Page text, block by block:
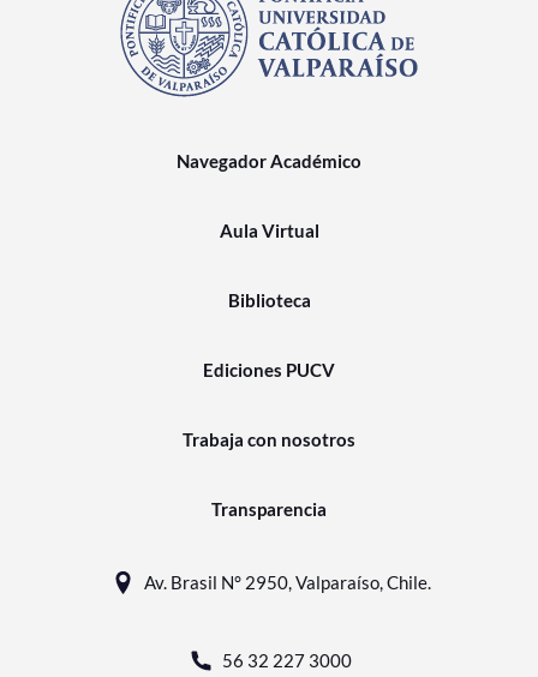
Navegador Académico
Aula Virtual
Biblioteca
Ediciones PUCV
Trabaja con nosotros
Transparencia
Av. Brasil N° 2950, Valparaíso, Chile.
56 32 227 3000